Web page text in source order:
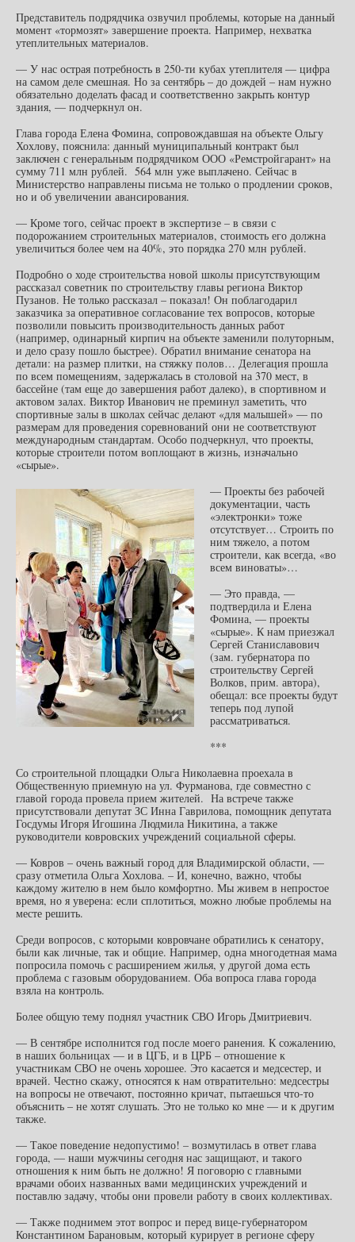
Представитель подрядчика озвучил проблемы, которые на данный
момент «тормозят» завершение проекта. Например, нехватка
утеплительных материалов.
— У нас острая потребность в 250-ти кубах утеплителя — цифра
на самом деле смешная. Но за сентябрь – до дождей – нам нужно
обязательно доделать фасад и соответственно закрыть контур
здания, — подчеркнул он.
Глава города Елена Фомина, сопровождавшая на объекте Ольгу
Хохлову, пояснила: данный муниципальный контракт был
заключен с генеральным подрядчиком ООО «Ремстройгарант» на
сумму 711 млн рублей. 564 млн уже выплачено. Сейчас в
Министерство направлены письма не только о продлении сроков,
но и об увеличении авансирования.
— Кроме того, сейчас проект в экспертизе – в связи с
подорожанием строительных материалов, стоимость его должна
увеличиться более чем на 40%, это порядка 270 млн рублей.
Подробно о ходе строительства новой школы присутствующим
рассказал советник по строительству главы региона Виктор
Пузанов. Не только рассказал – показал! Он поблагодарил
заказчика за оперативное согласование тех вопросов, которые
позволили повысить производительность данных работ
(например, одинарный кирпич на объекте заменили полуторным,
и дело сразу пошло быстрее). Обратил внимание сенатора на
детали: на размер плитки, на стяжку полов… Делегация прошла
по всем помещениям, задержалась в столовой на 370 мест, в
бассейне (там еще до завершения работ далеко), в спортивном и
актовом залах. Виктор Иванович не преминул заметить, что
спортивные залы в школах сейчас делают «для малышей» — по
размерам для проведения соревнований они не соответствуют
международным стандартам. Особо подчеркнул, что проекты,
которые строители потом воплощают в жизнь, изначально
«сырые».
— Проекты без рабочей
документации, часть
«электронки» тоже
отсутствует… Строить по
ним тяжело, а потом
строители, как всегда, «во
всем виноваты»…
— Это правда, —
подтвердила и Елена
Фомина, — проекты
«сырые». К нам приезжал
Сергей Станиславович
(зам. губернатора по
строительству Сергей
Волков, прим. автора),
обещал: все проекты будут
теперь под лупой
рассматриваться.
***
Со строительной площадки Ольга Николаевна проехала в
Общественную приемную на ул. Фурманова, где совместно с
главой города провела прием жителей. На встрече также
присутствовали депутат ЗС Инна Гаврилова, помощник депутата
Госдумы Игоря Игошина Людмила Никитина, а также
руководители ковровских учреждений социальной сферы.
— Ковров – очень важный город для Владимирской области, —
сразу отметила Ольга Хохлова. – И, конечно, важно, чтобы
каждому жителю в нем было комфортно. Мы живем в непростое
время, но я уверена: если сплотиться, можно любые проблемы на
месте решить.
Среди вопросов, с которыми ковровчане обратились к сенатору,
были как личные, так и общие. Например, одна многодетная мама
попросила помочь с расширением жилья, у другой дома есть
проблема с газовым оборудованием. Оба вопроса глава города
взяла на контроль.
Более общую тему поднял участник СВО Игорь Дмитриевич.
— В сентябре исполнится год после моего ранения. К сожалению,
в наших больницах — и в ЦГБ, и в ЦРБ – отношение к
участникам СВО не очень хорошее. Это касается и медсестер, и
врачей. Честно скажу, относятся к нам отвратительно: медсестры
на вопросы не отвечают, постоянно кричат, пытаешься что-то
объяснить – не хотят слушать. Это не только ко мне — и к другим
также.
— Такое поведение недопустимо! – возмутилась в ответ глава
города, — наши мужчины сегодня нас защищают, и такого
отношения к ним быть не должно! Я поговорю с главными
врачами обоих названных вами медицинских учреждений и
поставлю задачу, чтобы они провели работу в своих коллективах.
— Также поднимем этот вопрос и перед вице-губернатором
Константином Барановым, который курирует в регионе сферу